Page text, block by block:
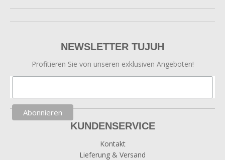
NEWSLETTER TUJUH
Profitieren Sie von unseren exklusiven Angeboten!
KUNDENSERVICE
Kontakt
Lieferung & Versand